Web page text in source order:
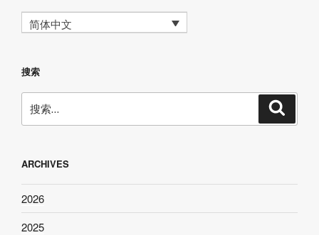
简体中文
搜索
索：
ARCHIVES
2026
2025